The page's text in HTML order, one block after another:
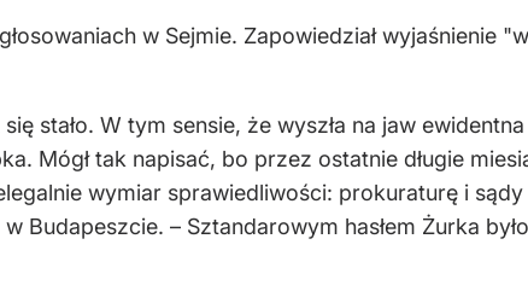
w Sejmie. Zapowiedział wyjaśnienie
stało. W tym sensie, że wyszła na jaw
Mógł tak napisać, bo przez ostatnie długie
wymiar sprawiedliwości: prokuraturę i sądy
Budapeszcie. – Sztandarowym hasłem Żurka